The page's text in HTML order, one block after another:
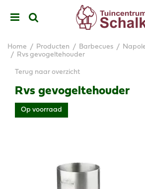
Home Producten Barbecues
Rvs gevogeltehouder
Terug naar overzicht
Rvs gevogeltehouder
Op voorraad